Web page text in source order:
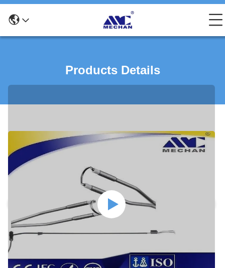
Products Details